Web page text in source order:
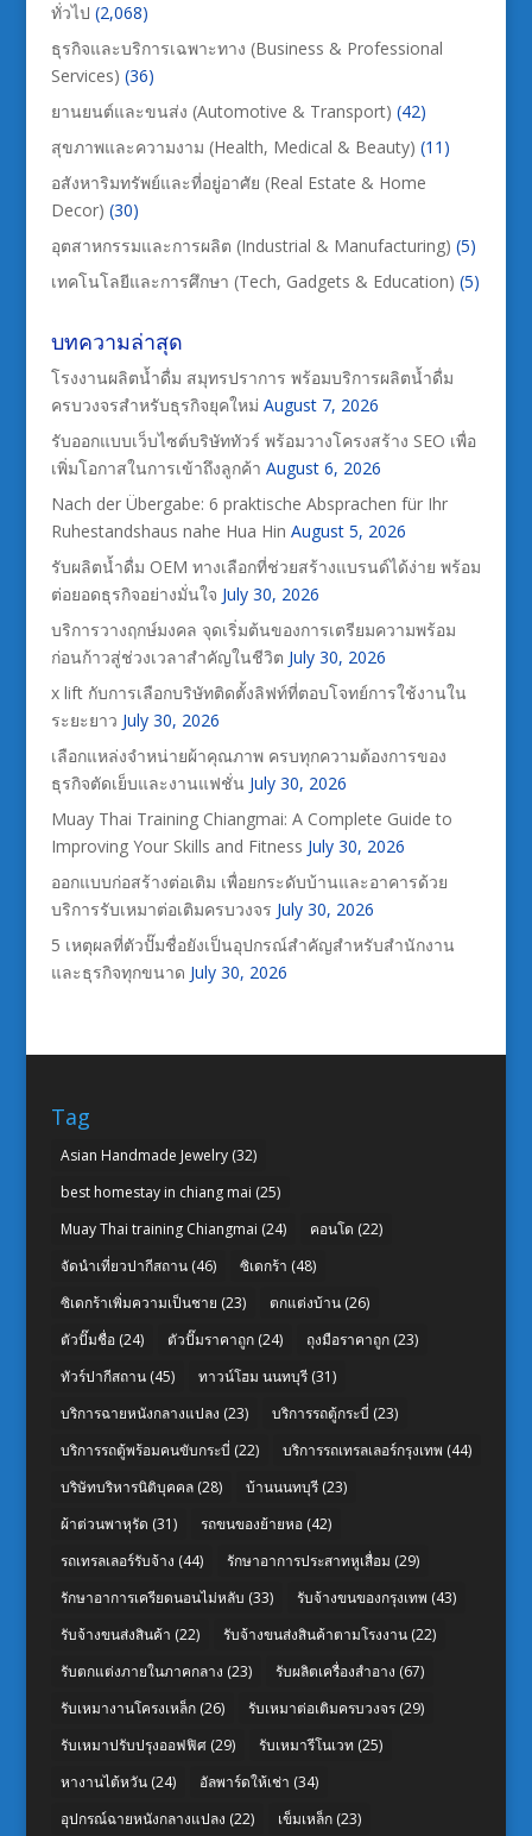
ทั่วไป (2,068)
ธุรกิจและบริการเฉพาะทาง (Business & Professional
Services) (36)
ยานยนต์และขนส่ง (Automotive & Transport) (42)
สุขภาพและความงาม (Health, Medical & Beauty) (11)
อสังหาริมทรัพย์และที่อยู่อาศัย (Real Estate & Home
Decor) (30)
อุตสาหกรรมและการผลิต (Industrial & Manufacturing) (5)
เทคโนโลยีและการศึกษา (Tech, Gadgets & Education) (5)
บทความล่าสุด
โรงงานผลิตน้ำดื่ม สมุทรปราการ พร้อมบริการผลิตน้ำดื่ม
ครบวงจรสำหรับธุรกิจยุคใหม่ August 7, 2026
รับออกแบบเว็บไซต์บริษัททัวร์ พร้อมวางโครงสร้าง SEO เพื่อ
เพิ่มโอกาสในการเข้าถึงลูกค้า August 6, 2026
Nach der Übergabe: 6 praktische Absprachen für Ihr
Ruhestandshaus nahe Hua Hin August 5, 2026
รับผลิตน้ำดื่ม OEM ทางเลือกที่ช่วยสร้างแบรนด์ได้ง่าย พร้อม
ต่อยอดธุรกิจอย่างมั่นใจ July 30, 2026
บริการวางฤกษ์มงคล จุดเริ่มต้นของการเตรียมความพร้อม
ก่อนก้าวสู่ช่วงเวลาสำคัญในชีวิต July 30, 2026
x lift กับการเลือกบริษัทติดตั้งลิฟท์ที่ตอบโจทย์การใช้งานใน
ระยะยาว July 30, 2026
เลือกแหล่งจำหน่ายผ้าคุณภาพ ครบทุกความต้องการของ
ธุรกิจตัดเย็บและงานแฟชั่น July 30, 2026
Muay Thai Training Chiangmai: A Complete Guide to
Improving Your Skills and Fitness July 30, 2026
ออกแบบก่อสร้างต่อเติม เพื่อยกระดับบ้านและอาคารด้วย
บริการรับเหมาต่อเติมครบวงจร July 30, 2026
5 เหตุผลที่ตัวปั๊มชื่อยังเป็นอุปกรณ์สำคัญสำหรับสำนักงาน
และธุรกิจทุกขนาด July 30, 2026
Tag
Asian Handmade Jewelry(32)
best homestay in chiang mai (25)
Muay Thai training Chiangmai (24) คอนโด (22)
จัดนำเที่ยวปากีสถาน(46) ซิเดกร้า (48)
ซิเดกร้าเพิ่มความเป็นชาย (23) ตกแต่งบ้าน(26)
ตัวปั๊มชื่อ(24) ตัวปั๊มราคาถูก(24) ถุงมือราคาถูก(23)
ทัวร์ปากีสถาน(45) ทาวน์โฮม นนทบุรี(31)
บริการฉายหนังกลางแปลง (23) บริการรถตู้กระบี่ (23)
บริการรถตู้พร้อมคนขับกระบี่ (22) บริการรถเทรลเลอร์กรุงเทพ (44)
บริษัทบริหารนิติบุคคล(28) บ้านนนทบุรี(23)
ผ้าต่วนพาหุรัด (31) รถขนของย้ายหอ(42)
รถเทรลเลอร์รับจ้าง (44) รักษาอาการประสาทหูเสื่อม (29)
รักษาอาการเครียดนอนไม่หลับ (33) รับจ้างขนของกรุงเทพ (43)
รับจ้างขนส่งสินค้า (22) รับจ้างขนส่งสินค้าตามโรงงาน(22)
รับตกแต่งภายในภาคกลาง (23) รับผลิตเครื่องสำอาง (67)
รับเหมางานโครงเหล็ก(26) รับเหมาต่อเติมครบวงจร(29)
รับเหมาปรับปรุงออฟฟิศ(29) รับเหมารีโนเวท (25)
หางานไต้หวัน(24) อัลพาร์ดให้เช่า (34)
อุปกรณ์ฉายหนังกลางแปลง (22) เข็มเหล็ก(23)